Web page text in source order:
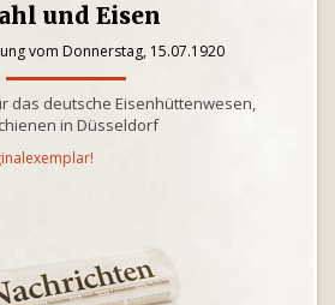
und Eisen
vom Donnerstag, 15.07.1920
das deutsche Eisenhüttenwesen,
in Düsseldorf